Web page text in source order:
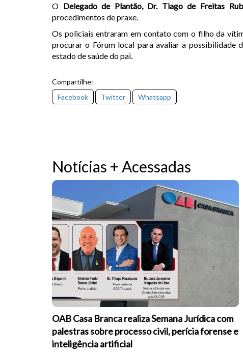
O Delegado de Plantão, Dr. Tiago de Freitas
procedimentos de praxe.
Os policiais entraram em contato com o filho da
procurar o Fórum local para avaliar a possibilidade
estado de saúde do pai.
Compartilhe:
Facebook
Twitter Whatsapp
Notícias + Acessadas
OAB Casa Branca realiza Semana Jurídica com
palestras sobre processo civil, perícia forense e
inteligência artificial